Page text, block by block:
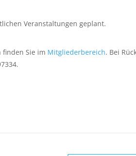
Veranstaltungen geplant.
finden Sie im Mitgliederbereich. Bei